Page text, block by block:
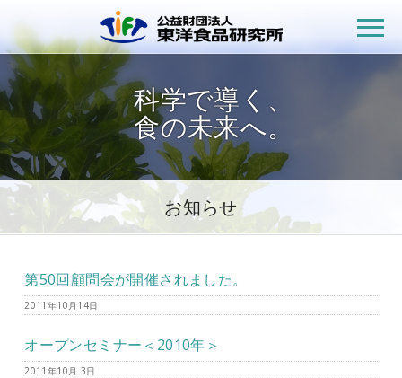
公益財団
科学で導く、
食の未来へ。
お知らせ
第50回顧問会が開催されました。
2011年10月14日
オープンセミナー＜2010年＞
2011年10月 3日